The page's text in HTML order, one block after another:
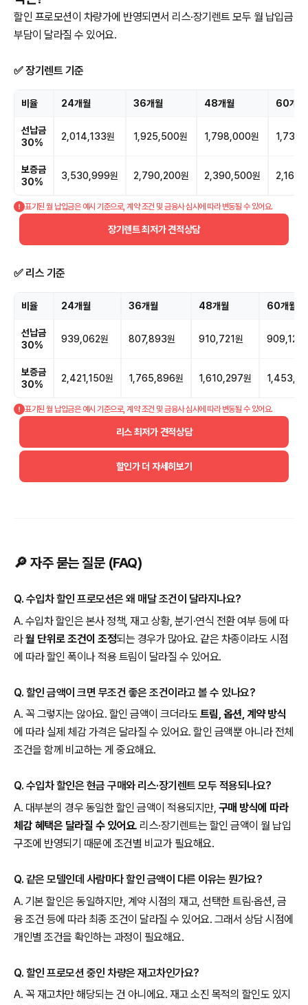
할인 프로모션이 차량가에 반영되면서 리스·장기렌트 모두 월 납입금
부담이 달라질 수 있어요.
✅ 장기렌트 기준
비율 24개월 36개월 48개월 60개월
선납금
30%
2,014,133원 1,925,500원 1,798,000원
보증금
30%
3,530,999원 2,790,200원 2,390,500원
표기된 월 납입금은 예시 기준으로, 계약 조건 및 금융사 심사에 따라 변동될 수 있어요.
장기렌트 최저가 견적상담
✅ 리스 기준
비율 24개월 36개월 48개월 60개월
선납금
30%
939,062원 807,893원 910,721원 909,122
보증금
30%
2,421,150원 1,765,896원 1,610,297원
표기된 월 납입금은 예시 기준으로, 계약 조건 및 금융사 심사에 따라 변동될 수 있어요.
리스 최저가 견적상담
할인가 더 자세히보기
🔎 자주 묻는 질문 (FAQ)
Q. 수입차 할인 프로모션은 왜 매달 조건이 달라지나요?
A. 수입차 할인은 본사 정책, 재고 상황, 분기·연식 전환 여부 등에 따
라월 단위로 조건이 조정되는 경우가 많아요. 같은 차종이라도 시점
에 따라 할인 폭이나 적용 트림이 달라질 수 있어요.
Q. 할인 금액이 크면 무조건 좋은 조건이라고 볼 수 있나요?
A. 꼭 그렇지는 않아요. 할인 금액이 크더라도 트림, 옵션, 계약 방식
에 따라 실제 체감 가격은 달라질 수 있어요. 할인 금액뿐 아니라 전체
조건을 함께 비교하는 게 중요해요.
Q. 수입차 할인은 현금 구매와 리스·장기렌트 모두 적용되나요?
A. 대부분의 경우 동일한 할인 금액이 적용되지만, 구매 방식에 따라
체감 혜택은 달라질 수 있어요. 리스·장기렌트는 할인 금액이 월 납입
구조에 반영되기 때문에 조건별 비교가 필요해요.
Q. 같은 모델인데 사람마다 할인 금액이 다른 이유는 뭔가요?
A. 기본 할인은 동일하지만, 계약 시점의 재고, 선택한 트림·옵션, 금
융 조건 등에 따라 최종 조건이 달라질 수 있어요. 그래서 상담 시점에
개인별 조건을 확인하는 과정이 필요해요.
Q. 할인 프로모션 중인 차량은 재고차인가요?
A. 꼭 재고차만 해당되는 건 아니에요. 재고 소진 목적의 할인도 있지